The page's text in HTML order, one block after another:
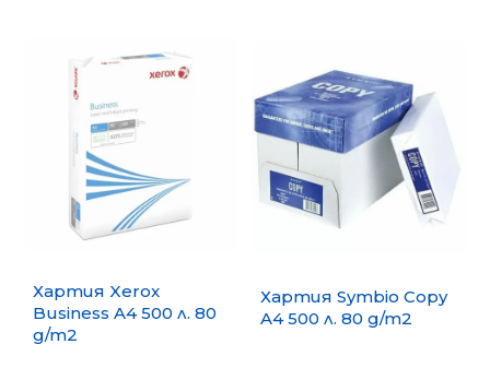
Хартия Xerox
Business A4 500 л. 80
g/m2
Хартия Symbio Copy
A4 500 л. 80 g/m2